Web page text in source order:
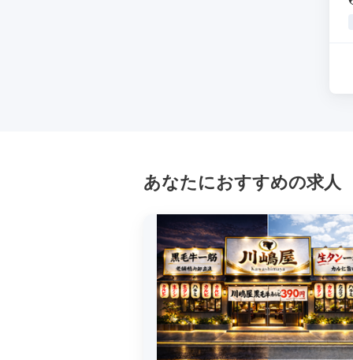
あなたにおすすめの求人